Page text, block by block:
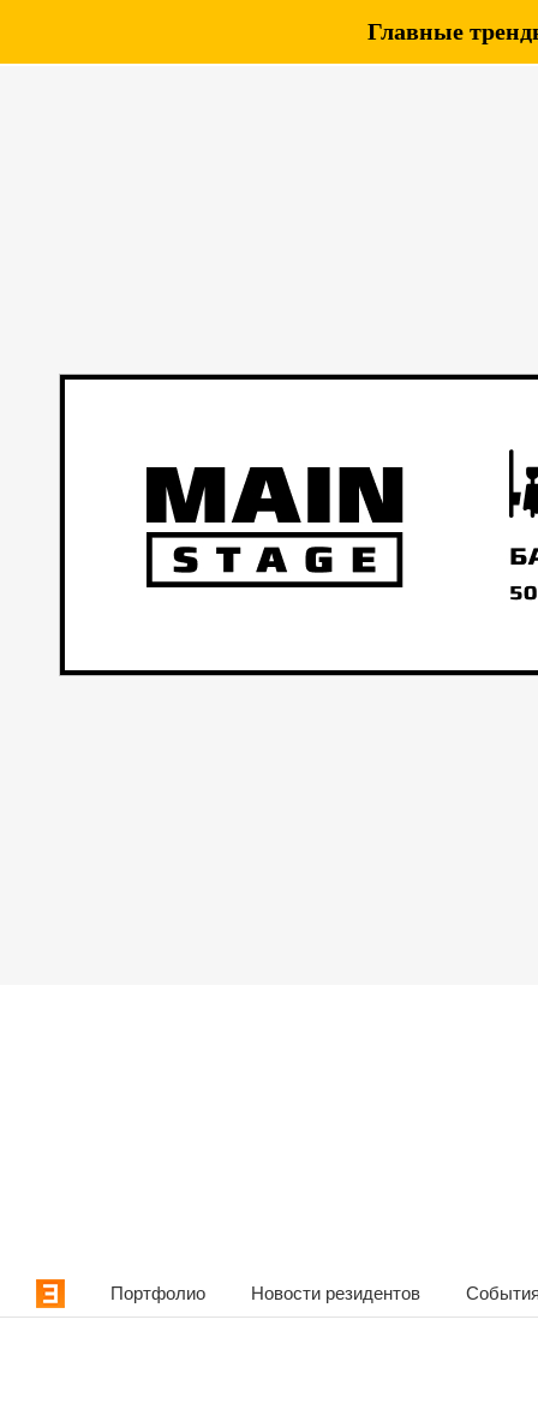
Главные
Портфолио Новости резидентов